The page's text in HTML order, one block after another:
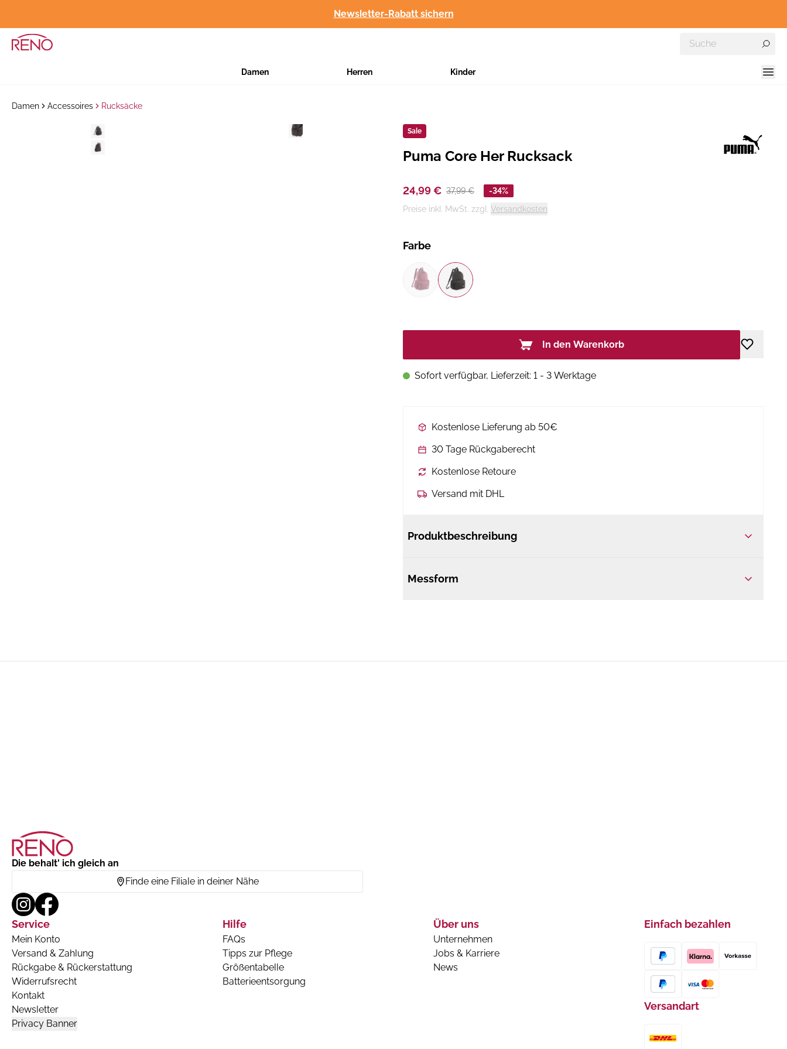
Newsletter-Rabatt sichern
Damen Herren Kinder
Damen Accessoires Rucksäcke
Sale
Hersteller:
Puma Core Her Rucksack
24,99 € 37,99 €
-34%
Preise inkl. MwSt. zzgl. Versandkosten
Farbe
In den Warenkorb
Sofort verfügbar, Lieferzeit: 1 - 3 Werktage
Kostenlose Lieferung ab 50€
30 Tage Rückgaberecht
Kostenlose Retoure
Versand mit DHL
Produktbeschreibung
Messform
Die behalt' ich gleich an
Finde eine Filiale in deiner Nähe
Service
Mein Konto
Versand & Zahlung
Rückgabe & Rückerstattung
Widerrufsrecht
Kontakt
Newsletter
Privacy Banner
Hilfe
FAQs
Tipps zur Pflege
Größentabelle
Batterieentsorgung
Über uns
Unternehmen
Jobs & Karriere
News
Einfach bezahlen
Versandart